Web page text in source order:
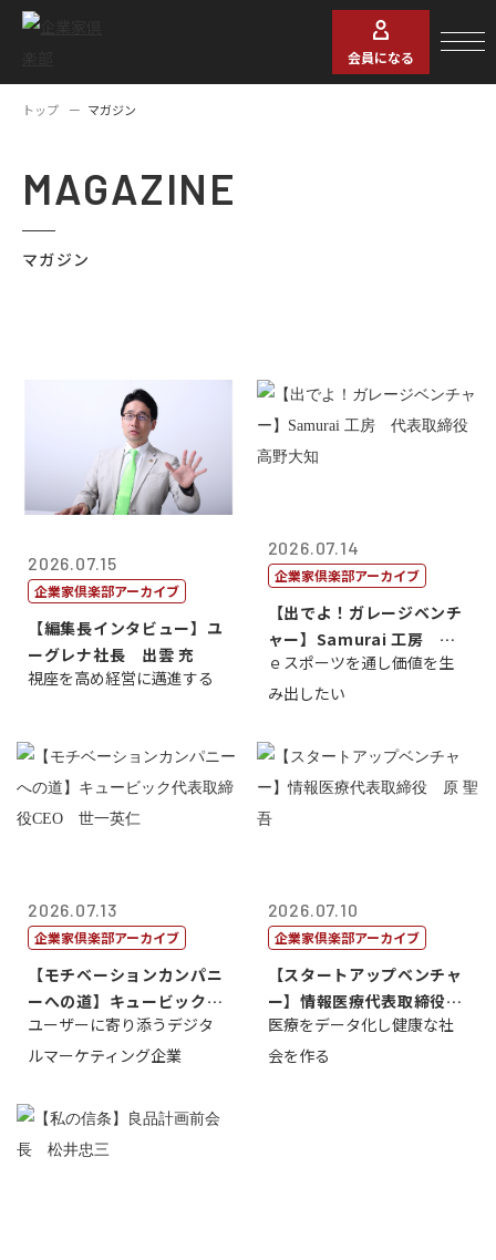
会員になる
トップ マガジン
MAGAZINE
マガジン
2026.07.15
企業家倶楽部アーカイブ
【編集長インタビュー】ユ
ーグレナ社長 出雲 充
視座を高め経営に邁進する
2026.07.14
企業家倶楽部アーカイブ
【出でよ！ガレージベンチ
ャー】Samurai 工房 代
表取締...
ｅスポーツを通し価値を生
み出したい
2026.07.13
企業家倶楽部アーカイブ
【モチベーションカンパニ
ーへの道】キュービック代
表取締役CE...
ユーザーに寄り添うデジタ
ルマーケティング企業
2026.07.10
企業家倶楽部アーカイブ
【スタートアップベンチャ
ー】情報医療代表取締役
原 聖吾
医療をデータ化し健康な社
会を作る